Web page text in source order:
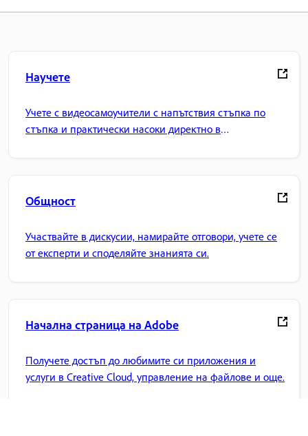
Научете
Учете с видеосамоучители с напътствия стъпка по
стъпка и практически насоки директно в
Общност
Участвайте в дискусии, намирайте отговори, учете се
от експерти и споделяйте знанията си.
Начална страница на Adobe
Получете достъп до любимите си приложения и
услуги в Creative Cloud, управление на файлове и още.